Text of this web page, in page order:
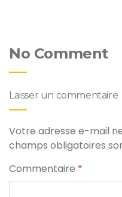
No Comment
Laisser un commentaire
Votre adresse e-mail
champs obligatoires
Commentaire *